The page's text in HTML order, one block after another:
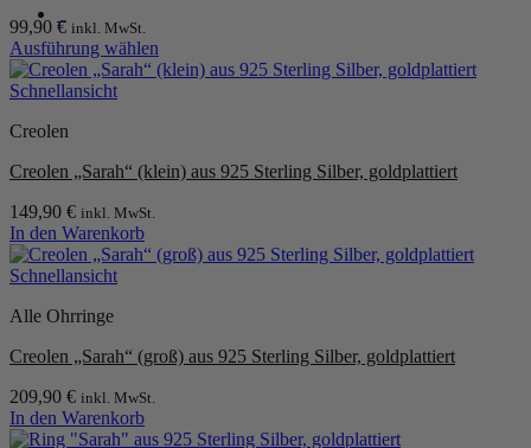
99,90 € inkl. MwSt.
Ausführung wählen
Dieses
Produkt
mehrere
auf.
Optionen
können
auf
der
gewählt
werden
Schnellansicht
Creolen
Creolen „Sarah“ (klein) aus 925 Sterling Silber, goldplattiert
149,90 € inkl. MwSt.
In den Warenkorb
Schnellansicht
Alle Ohrringe
Creolen „Sarah“ (groß) aus 925 Sterling Silber, goldplattiert
209,90 € inkl. MwSt.
In den Warenkorb